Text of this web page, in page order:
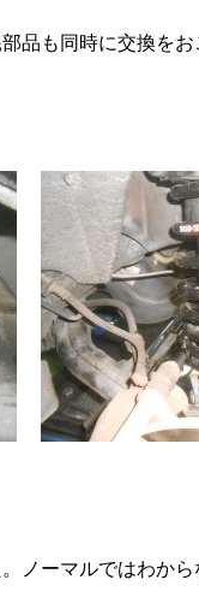
品も同時に交換をお
ノーマルではわか